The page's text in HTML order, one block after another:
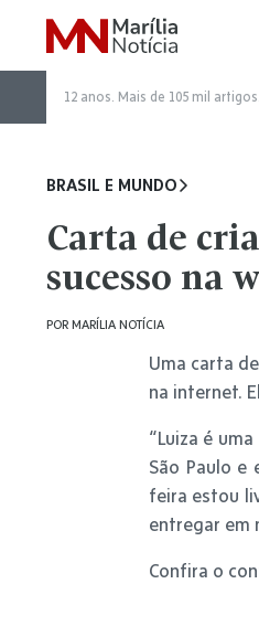
12 anos. Mais de 105 mil artigos.
BRASIL E MUNDO
Carta de
sucesso na
POR MARÍLIA NOTÍCIA
Uma carta
na internet.
“Luiza é
São Paulo e
feira estou
entregar em
Confira o